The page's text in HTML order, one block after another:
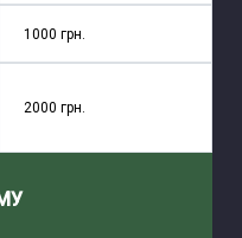
1000 грн.
2000 грн.